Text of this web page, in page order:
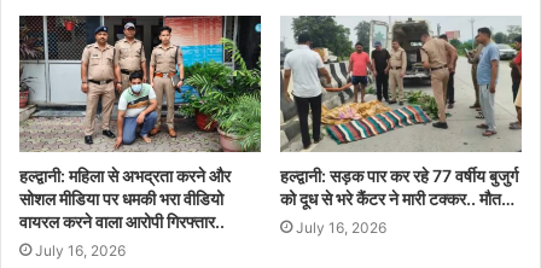
हल्द्वानी: महिला से अभद्रता करने और
सोशल मीडिया पर धमकी भरा वीडियो
वायरल करने वाला आरोपी गिरफ्तार..
July 16, 2026
हल्द्वानी: सड़क पार कर रहे 77 वर्षीय बुजुर्ग
को दूध से भरे कैंटर ने मारी टक्कर.. मौत…
July 16, 2026